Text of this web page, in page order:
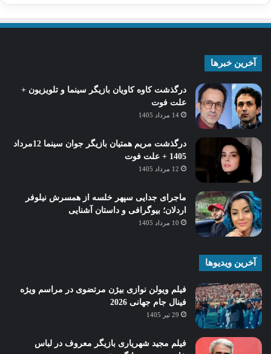
آخرین خبرها
درگذشت کاوه کاویان بازیگر سینما و تلویزیون +
علت فوت
14 مرداد 1405
درگذشت مریم همتیان بازیگر جوان سینما 12مرداد
1405 + علت فوت
12 مرداد 1405
ماجرای جدایی سپهر خلسه از همسرش نیلوفر
اردلان؛ بیوگرافی و داستان آشنایی
10 مرداد 1405
آخرین ویدیوها
فیلم ویولن نوازی بیژن مرتضوی در مراسم ویژه
فینال جام جهانی 2026
29 تیر 1405
فیلم مجید شهریاری بازیگر معروف در لباس